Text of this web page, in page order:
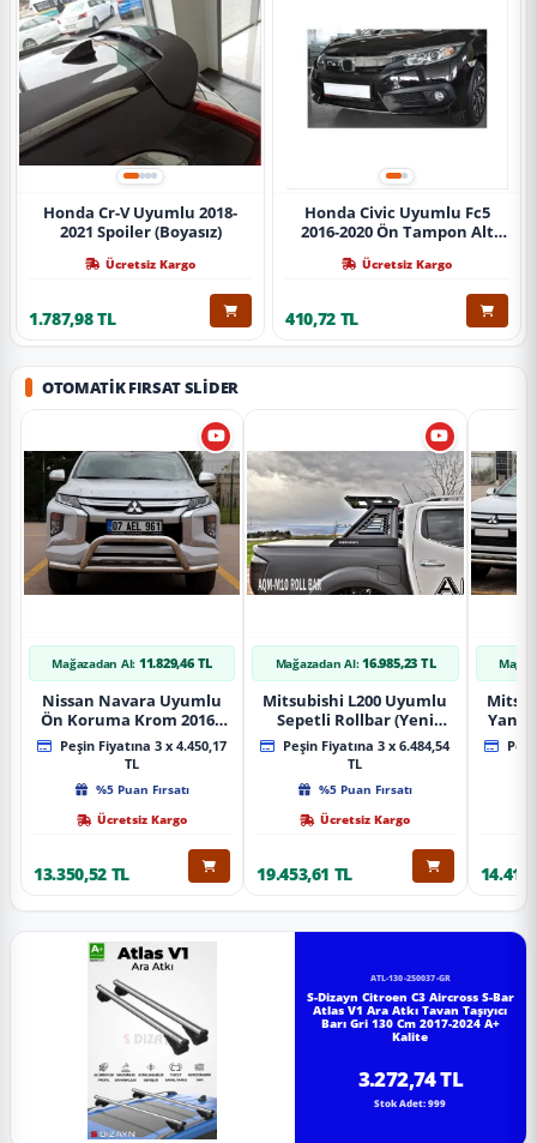
Honda Cr-V Uyumlu 2018-
2021 Spoiler (Boyasız)
Ücretsiz Kargo
1.787,98 TL
Honda Civic Uyumlu Fc5
2016-2020 Ön Tampon Alt
Ücretsiz Kargo
410,72 TL
OTOMATIK FIRSAT SLIDER
Mağazadan Al: 11.829,46 TL
Nissan Navara Uyumlu
Ön Koruma Krom 2016+
Pst14 Parça
Peşin Fiyatına 3 x 4.450,17
TL
%5 Puan Fırsatı
Ücretsiz Kargo
13.350,52 TL
Mağazadan Al: 16.985,23 TL
Mitsubishi L200 Uyumlu
Sepetli Rollbar (Yeni
Nesil Sepetli Roll Bar
Aqm-M10)
Peşin Fiyatına 3 x 6.484,54
TL
%5 Puan Fırsatı
Ücretsiz Kargo
19.453,61 TL
Yan
ATL-130-250037-GR
S-Dizayn Citroen C3 Aircross S-Bar
Atlas V1 Ara Atkı Tavan Taşıyıcı
Barı Gri 130 Cm 2017-2024 A+
Kalite
3.272,74 TL
Stok Adet: 999